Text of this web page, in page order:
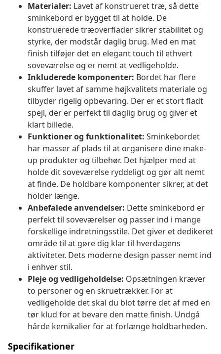
Materialer: Lavet af konstrueret træ, så dette
sminkebord er bygget til at holde. De
konstruerede træoverflader sikrer stabilitet og
styrke, der modstår daglig brug. Med en mat
finish tilføjer det en elegant touch til ethvert
soveværelse og er nemt at vedligeholde.
Inkluderede komponenter: Bordet har flere
skuffer lavet af samme højkvalitets materiale og
tilbyder rigelig opbevaring. Der er et stort fladt
spejl, der er perfekt til daglig brug og giver et
klart billede.
Funktioner og funktionalitet: Sminkebordet
har masser af plads til at organisere dine make-
up produkter og tilbehør. Det hjælper med at
holde dit soveværelse ryddeligt og gør alt nemt
at finde. De holdbare komponenter sikrer, at det
holder længe.
Anbefalede anvendelser: Dette sminkebord er
perfekt til soveværelser og passer ind i mange
forskellige indretningsstile. Det giver et dedikeret
område til at gøre dig klar til hverdagens
aktiviteter. Dets moderne design passer nemt ind
i enhver stil.
Pleje og vedligeholdelse: Opsætningen kræver
to personer og en skruetrækker. For at
vedligeholde det skal du blot tørre det af med en
tør klud for at bevare den matte finish. Undgå
hårde kemikalier for at forlænge holdbarheden.
Specifikationer